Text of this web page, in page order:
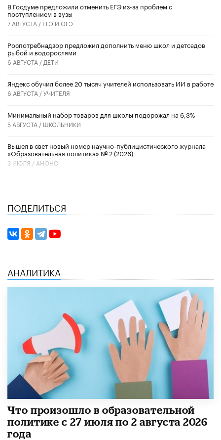
В Госдуме предложили отменить ЕГЭ из-за проблем с
поступлением в вузы
7 АВГУСТА / ЕГЭ И ОГЭ
Роспотребнадзор предложил дополнить меню школ и детсадов
рыбой и водорослями
6 АВГУСТА / ДЕТИ
​Яндекс обучил более 20 тысяч учителей использовать ИИ в работе
6 АВГУСТА /УЧИТЕЛЯ
Минимальный набор товаров для школы подорожал на 6,3%
5 АВГУСТА / ШКОЛЬНИКИ
Вышел в свет новый номер научно-публицистического журнала
«Образовательная политика» № 2 (2026)
3 ИЮЛЯ / АНОНС
ПОДЕЛИТЬСЯ
АНАЛИТИКА
​Что произошло в образовательной
политике с 27 июля по 2 августа 2026
года